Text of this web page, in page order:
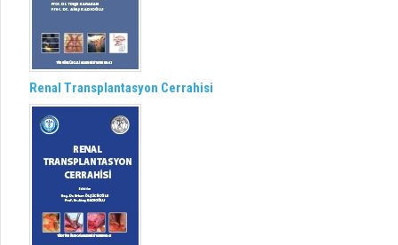
Renal Transplantasyon Cerrahisi